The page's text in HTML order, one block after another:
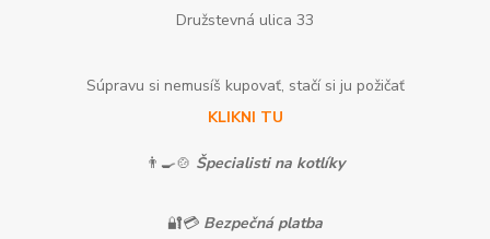
Družstevná ulica 33
Súpravu si nemusíš kupovať, stačí si ju požičať
KLIKNI TU
👨‍🍳🍲 Špecialisti na kotlíky
🔐💳 Bezpečná platba